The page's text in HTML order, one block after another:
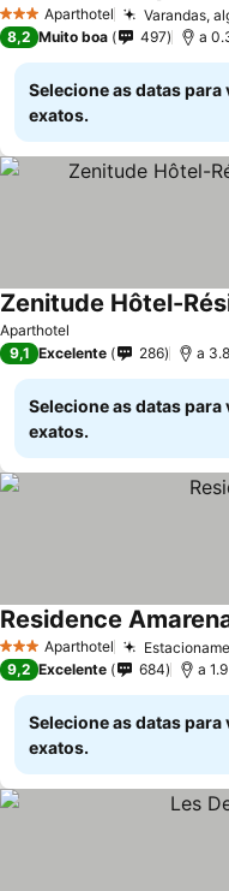
3 EstrelasAparthotel Varandas,
8,2 Muito boa 497 a
Selecione as datas para
exatos.
Aparthotel
9,1 Excelente 286 a
Selecione as datas para
exatos.
3 EstrelasAparthotel
Residence
9,2 Excelente 684 a
Selecione as datas para
exatos.